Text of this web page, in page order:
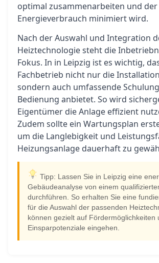
optimal zusammenarbeiten und der
Energieverbrauch minimiert wird.
Nach der Auswahl und Integration
Heiztechnologie steht die
Fokus. In in Leipzig ist es wichtig,
Fachbetrieb nicht nur die
sondern auch umfassende
Bedienung anbietet. So wird
Eigentümer die Anlage effizient
Zudem sollte ein Wartungsplan
um die Langlebigkeit und
Heizungsanlage dauerhaft zu
Tipp: Lassen Sie in Leipzig eine
Gebäudeanalyse von einem
durchführen. So erhalten Sie eine
für die Auswahl der passenden
können gezielt auf Fördermöglichkeiten
Einsparpotenziale eingehen.